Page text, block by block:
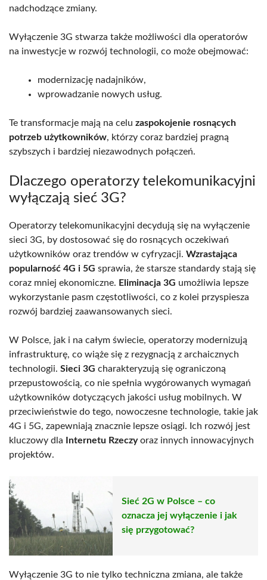
nadchodzące zmiany.
Wyłączenie 3G stwarza także możliwości dla operatorów
na inwestycje w rozwój technologii, co może obejmować:
modernizację nadajników,
wprowadzanie nowych usług.
Te transformacje mają na celu zaspokojenie rosnących
potrzeb użytkowników, którzy coraz bardziej pragną
szybszych i bardziej niezawodnych połączeń.
Dlaczego operatorzy telekomunikacyjni
wyłączają sieć 3G?
Operatorzy telekomunikacyjni decydują się na wyłączenie
sieci 3G, by dostosować się do rosnących oczekiwań
użytkowników oraz trendów w cyfryzacji. Wzrastająca
popularność 4G i 5G sprawia, że starsze standardy stają się
coraz mniej ekonomiczne. Eliminacja 3G umożliwia lepsze
wykorzystanie pasm częstotliwości, co z kolei przyspiesza
rozwój bardziej zaawansowanych sieci.
W Polsce, jak i na całym świecie, operatorzy modernizują
infrastrukturę, co wiąże się z rezygnacją z archaicznych
technologii. Sieci 3G charakteryzują się ograniczoną
przepustowością, co nie spełnia wygórowanych wymagań
użytkowników dotyczących jakości usług mobilnych. W
przeciwieństwie do tego, nowoczesne technologie, takie jak
4G i 5G, zapewniają znacznie lepsze osiągi. Ich rozwój jest
kluczowy dla
Internetu Rzeczyoraz innych innowacyjnych
projektów.
Sieć 2G w Polsce – co
oznacza jej wyłączenie i jak
się przygotować?
Wyłączenie 3G to nie tylko techniczna zmiana, ale także